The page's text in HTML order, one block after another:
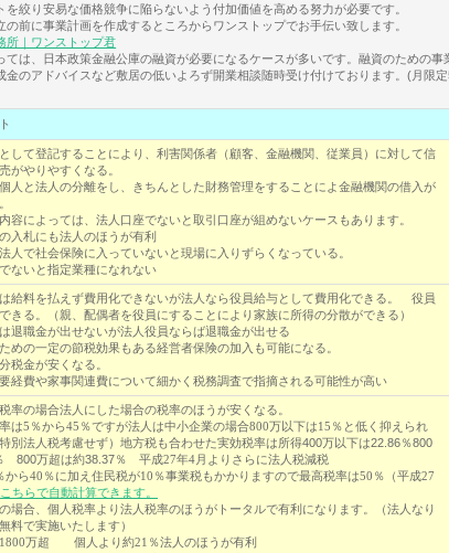
絞り安易な価格競争に陥らないよう付加価値を高める努力が必要です。
の前に事業計画を作成するところからワンストップでお手伝い致します。
所｜ワンストップ君
は、日本政策金融公庫の融資が必要になるケースが多いです。融資のための事
金のアドバイスなど敷居の低いよろず開業相談随時受け付けております。(月限定
して登記することにより、利害関係者（顧客、金融機関、従業員）に対して信
がやりやすくなる。
人と法人の分離をし、きちんとした財務管理をすることによ金融機関の借入が
容によっては、法人口座でないと取引口座が組めないケースもあります。
入札にも法人のほうが有利
人で社会保険に入っていないと現場に入りずらくなっている。
ないと指定業種になれない
給料を払えず費用化できないが法人なら役員給与として費用化できる。 役員
きる。（親、配偶者を役員にすることにより家族に所得の分散ができる）
退職金が出せないが法人役員ならば退職金が出せる
めの一定の節税効果もある経営者保険の加入も可能になる。
税金が安くなる。
経費や家事関連費について細かく税務調査で指摘される可能性が高い
率の場合法人にした場合の税率のほうが安くなる。
は5％から45％ですが法人は中小企業の場合800万以下は15％と低く抑えられ
別法人税考慮せず）地方税も合わせた実効税率は所得400万以下は22.86％800
800万超は約38.37％ 平成27年4月よりさらに法人税減税
から40％に加え住民税が10％事業税もかかりますので最高税率は50％（平成27
こちらで自動計算できます。
場合、個人税率より法人税率のほうがトータルで有利になります。（法人なり
料で実施いたします）
1800万超 個人より約21％法人のほうが有利